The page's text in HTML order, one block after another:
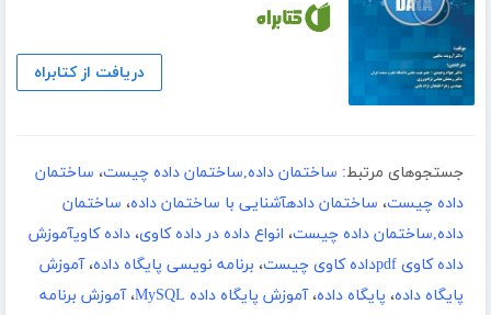
دریافت از کتابراه
جستجوهای مرتبط: ساختمان داده,ساختمان داده چیست، ساختمان
داده چیست، ساختمان دادهآشنایی با ساختمان داده، ساختمان
داده,ساختمان داده چیست، انواع داده در داده کاوی، داده کاویآموزش
داده کاوی pdfداده کاوی چیست
، برنامه نویسی پایگاه داده،آموزش
پایگاه داده، پایگاه داده،آموزش پایگاه داده MySQL ،آموزش برنامه